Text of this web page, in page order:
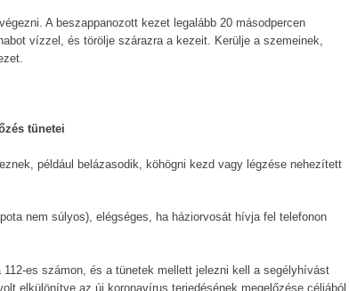
A beszappanozott kezet legalább 20 másodpercen
vízzel, és törölje szárazra a kezeit. Kerülje a szemeinek,
tünetei
például belázasodik, köhögni kezd vagy légzése nehezített
nem súlyos), elégséges, ha háziorvosát hívja fel telefonon
es számon, és a tünetek mellett jelezni kell a segélyhívást
elkülönítve az új koronavírus terjedésének megelőzése céljából.